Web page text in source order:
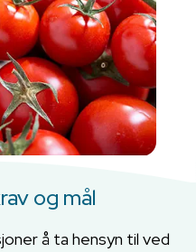
og mål
å ta hensyn til ved